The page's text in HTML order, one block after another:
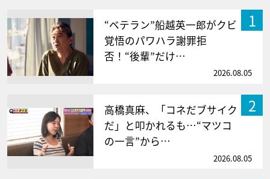
1
“ベテラン”船越英一郎がクビ
覚悟のパワハラ謝罪拒
否！“後輩”だけ…
2026.08.05
2
高橋真麻、「コネだブサイク
だ」と叩かれるも…“マツコ
の一言”から…
2026.08.05